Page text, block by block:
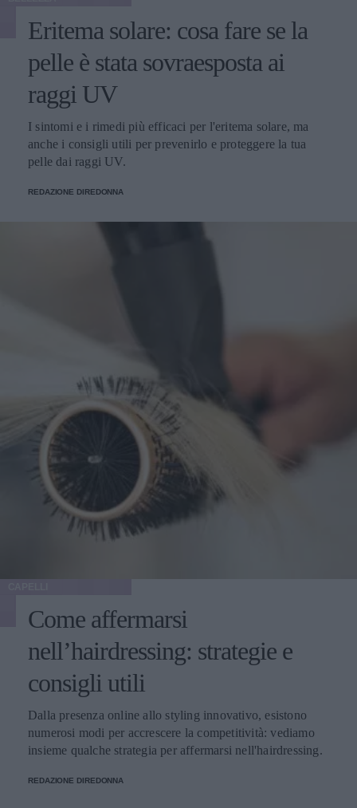
Eritema solare: cosa fare se la
pelle è stata sovraesposta ai
raggi UV
I sintomi e i rimedi più efficaci per l'eritema solare, ma
anche i consigli utili per prevenirlo e proteggere la tua
pelle dai raggi UV.
REDAZIONE DIREDONNA
Come affermarsi
nell’hairdressing: strategie e
consigli utili
Dalla presenza online allo styling innovativo, esistono
numerosi modi per accrescere la competitività: vediamo
insieme qualche strategia per affermarsi nell'hairdressing.
REDAZIONE DIREDONNA